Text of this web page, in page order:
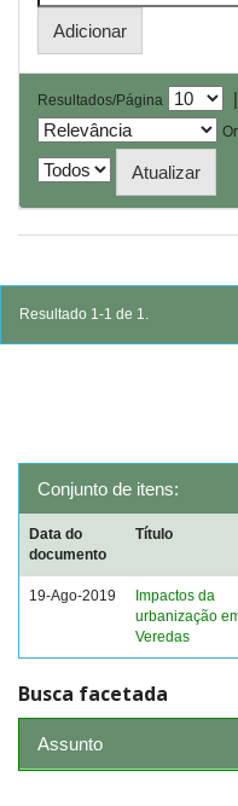
Resultados/Página |
Resultado 1-1 de 1.
Conjunto de itens:
Data do
documento
Título
19-Ago-2019
Impactos da
urbanização
Veredas
Busca facetada
Assunto